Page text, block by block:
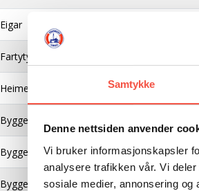
Samtykke
Denne nettsiden anvender
Vi bruker informasjonskapsler
analysere trafikken vår. Vi
sosiale medier, annonsering
Eigar
Fartytype
Heimehamn
Byggeverft
Byggeår
Byggematerial